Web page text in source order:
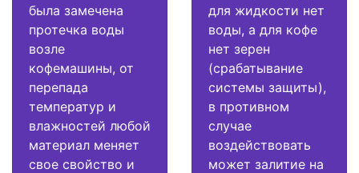
была замечена
протечка воды
возле
кофемашины, от
перепада
температур и
влажностей любой
материал меняет
свое свойство и
для жидкости нет
воды, а для кофе
нет зерен
(срабатывание
системы защиты),
в противном
случае
воздействовать
может залитие на